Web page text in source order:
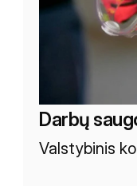
Darbų
Valstybinis